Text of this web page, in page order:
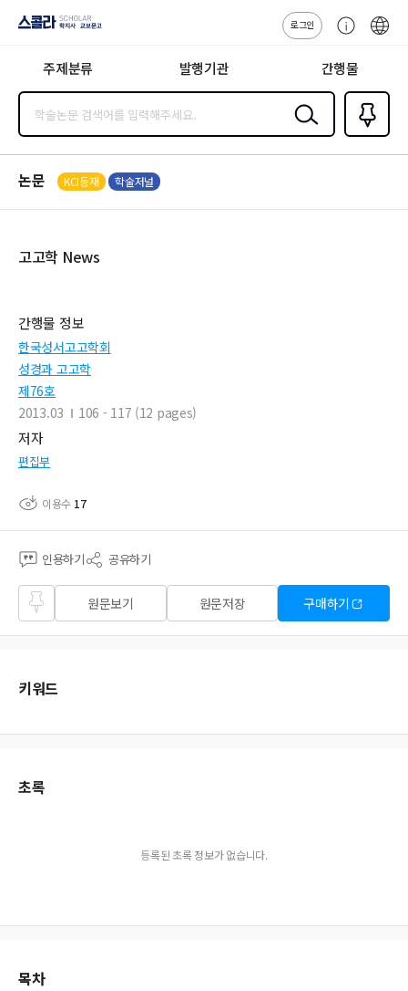
지사·교보문고
로그인
센
주제분류 발행기관 간행물
검색
즐겨찾
기0
논문 KCI등재 학술저널
고고학 News
간행물 정보
한국성서고고학회
성경과 고고학
제76호
2013.03
106 - 117 (12 pages)
저자
편집부
이용수 17
인용하기 공유하기
즐겨
찾기
원문보기 원문저장 구매하기
키워드
초록
등록된 초록 정보가 없습니다.
목차